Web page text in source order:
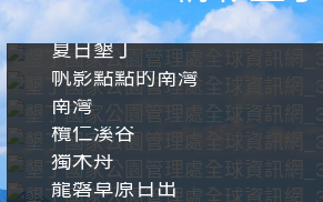
夏日墾丁
帆影點點的南灣
南灣
欖仁溪谷
獨木舟
龍磐草原日出